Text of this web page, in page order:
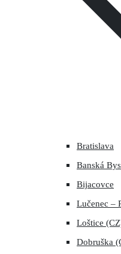
Bratislava
Banská
Bijacovce
Lučenec –
Loštice
Dobruška